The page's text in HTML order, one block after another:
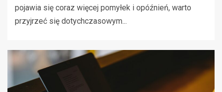
pojawia się coraz więcej pomyłek i opóźnień, warto
przyjrzeć się dotychczasowym...